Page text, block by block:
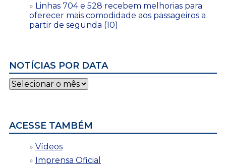
Linhas 704 e 528 recebem melhorias para
oferecer mais comodidade aos passageiros a
partir de segunda (10)
NOTÍCIAS POR DATA
Notícias
por
ACESSE TAMBÉM
Vídeos
Imprensa Oficial